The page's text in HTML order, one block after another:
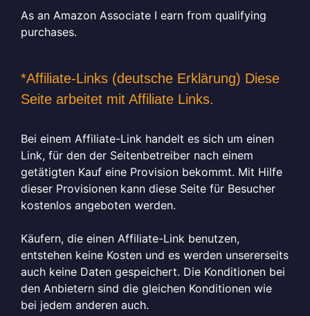
As an Amazon Associate I earn from qualifying
purchases.
*Affiliate-Links (deutsche Erklärung) Diese
Seite arbeitet mit Affiliate Links.
Bei einem Affiliate-Link handelt es sich um einen
Link, für den der Seitenbetreiber nach einem
getätigten Kauf eine Provision bekommt. Mit Hilfe
dieser Provisionen kann diese Seite für Besucher
kostenlos angeboten werden.
Käufern, die einen Affiliate-Link benutzen,
entstehen keine Kosten und es werden unsererseits
auch keine Daten gespeichert. Die Konditionen bei
den Anbietern sind die gleichen Konditionen wie
bei jedem anderen auch.